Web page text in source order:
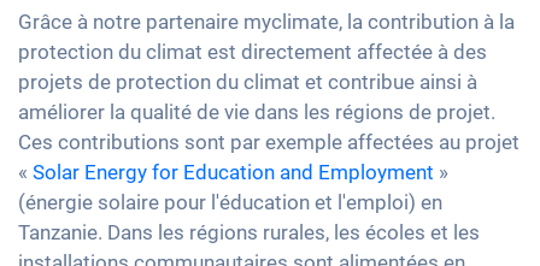
Grâce à notre partenaire myclimate, la contribution à la
protection du climat est directement affectée à des
projets de protection du climat et contribue ainsi à
améliorer la qualité de vie dans les régions de projet.
Ces contributions sont par exemple affectées au projet
« Solar Energy for Education and Employment »
(énergie solaire pour l'éducation et l'emploi) en
Tanzanie. Dans les régions rurales, les écoles et les